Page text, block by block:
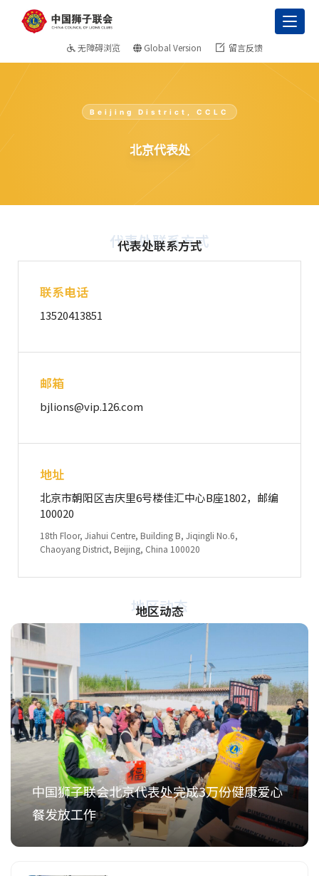
无障碍浏览 Global Version 留言反馈
Beijing District, CCLC
北京代表处
代表处联系方式
代表处联系方式
联系电话
13520413851
邮箱
bjlions@vip.126.com
地址
北京市朝阳区吉庆里6号楼佳汇中心B座1802，邮编
100020
18th Floor, Jiahui Centre, Building B, Jiqingli No.6,
Chaoyang District, Beijing, China 100020
地区动态
地区动态
中国狮子联会北京代表处完成3万份健康爱心
餐发放工作